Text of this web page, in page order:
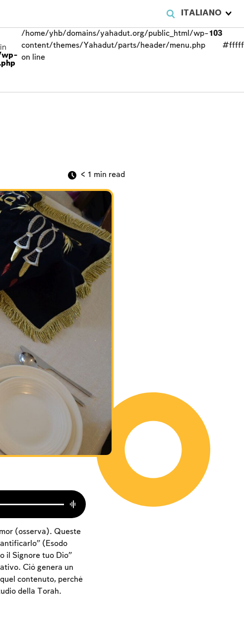
ITALIANO
wp-
/home/yhb/domains/yahadut.org/public_html/wp-
content/themes/Yahadut/parts/header/menu.php
on line
103
< 1 min read
(osserva). Queste
(Esodo
il Signore tuo Dio”
Ciò genera un
contenuto, perché
della Torah.